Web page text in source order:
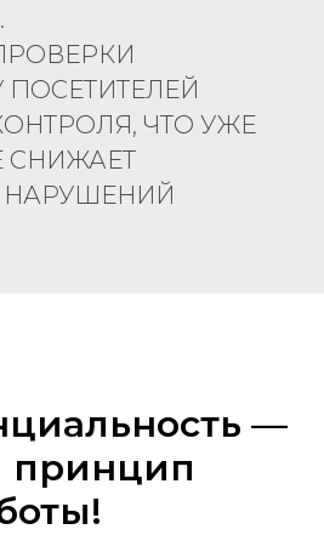
.
ЧТО УЖЕ
СНИЖАЕТ
НАРУШЕНИЙ
—
принцип